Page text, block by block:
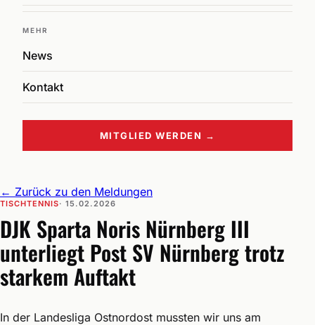
MEHR
News
Kontakt
MITGLIED WERDEN →
← Zurück zu den Meldungen
TISCHTENNIS· 15.02.2026
DJK Sparta Noris Nürnberg III
unterliegt Post SV Nürnberg trotz
starkem Auftakt
In der Landesliga Ostnordost mussten wir uns am